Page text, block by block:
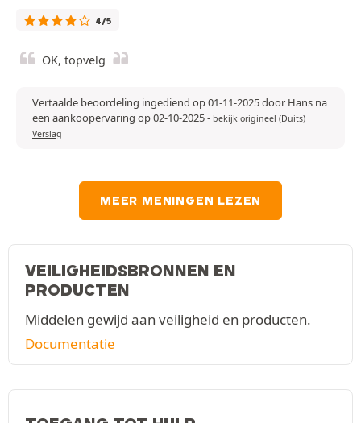
4/5
OK, topvelg
Vertaalde beoordeling ingediend op 01-11-2025 door Hans na
een aankoopervaring op 02-10-2025- bekijk origineel (Duits)
Verslag
MEER MENINGEN LEZEN
VEILIGHEIDSBRONNEN EN
PRODUCTEN
Middelen gewijd aan veiligheid en producten.
Documentatie